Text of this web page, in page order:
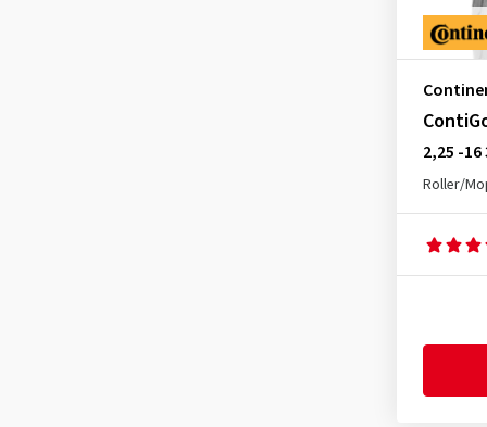
2,25 -16
Roller/